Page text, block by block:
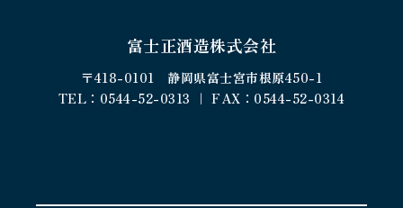
富士正酒造株式会社
〒418-0101 静岡県富士宮市根原450-1
TEL：0544-52-0313 ｜ FAX：0544-52-0314